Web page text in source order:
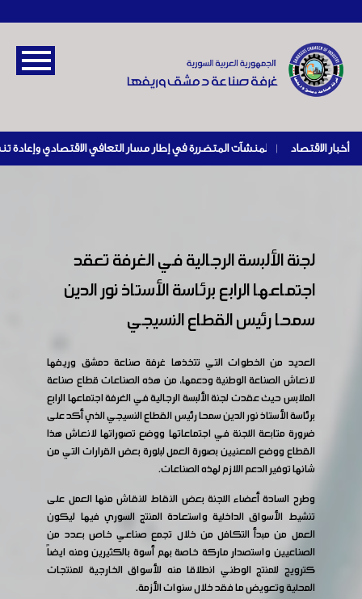
أخبار الاقتصاد |
لجنة الألبسة الرجالية في الغرفة تعقد
اجتماعها الرابع برئاسة الأستاذ نور الدين
سمحا رئيس القطاع النسيجي
العديد من الخطوات التي تتخذها غرفة صناعة دمشق وريفها
لانعاش الصناعة الوطنية ودعمها، من هذه الصناعات قطاع صناعة
الملابس حيث عقدت لجنة الألبسة الرجالية في الغرفة اجتماعها الرابع
برئاسة الأستاذ نور الدين سمحا رئيس القطاع النسيجي الذي أكد على
ضرورة متابعة اللجنة في اجتماعاتها ووضع تصوراتها لانعاش هذا
القطاع ووضع المعنيين بصورة العمل لبلورة بعض القرارات التي من
شانها توفير الدعم اللازم لهذه الصناعات.
وطرح السادة أعضاء اللجنة بعض النقاط للنقاش منها العمل على
تنشيط الأسواق الداخلية واستعادة المنتج السوري فيها ليكون
العمل من مبدأ التكافل من خلال تجمع صناعي خاص بعدد من
الصناعيين واستصدار ماركة خاصة بهم أسوة بالكثيرين ومنه ايضاً
كترويج للمنتج الوطني انطلاقا منه للأسواق الخارجية للمنتجات
المحلية وتعويض ما فقد خلال سنوات الأزمة.